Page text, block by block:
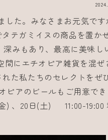
した。みなさまお元気で
テガミイヌの商品を置か
みもあり、最高に美味
間にエチオピア雑貨を混
た私たちのセレクトを
ピアのビールもご用意で
) 、20日(土) 11:00-